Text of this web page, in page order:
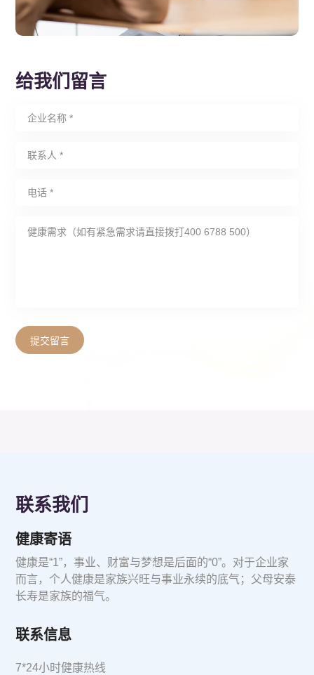
给我们留言
提交留言
联系我们
健康寄语
健康是“1”，事业、财富与梦想是后面的“0”。对于企业家
而言，个人健康是家族兴旺与事业永续的底气；父母安泰
长寿是家族的福气。
联系信息
7*24小时健康热线